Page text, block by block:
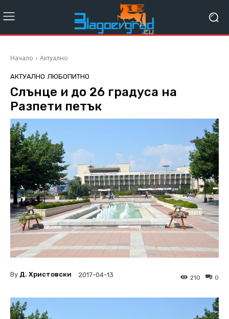
Начало Актуално
АКТУАЛНО ЛЮБОПИТНО
Слънце и до 26 градуса на
Разпети петък
By Д. Христовски 2017-04-13 0
210